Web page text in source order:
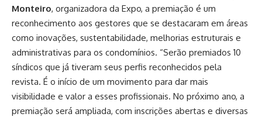
Monteiro, organizadora da Expo, a premiação é um
reconhecimento aos gestores que se destacaram em áreas
como inovações, sustentabilidade, melhorias estruturais e
administrativas para os condomínios. “Serão premiados 10
síndicos que já tiveram seus perfis reconhecidos pela
revista. É o início de um movimento para dar mais
visibilidade e valor a esses profissionais. No próximo ano, a
premiação será ampliada, com inscrições abertas e diversas